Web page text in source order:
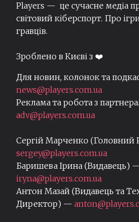
Players — це сучасне медіа
світовий кіберспорт. Про
гравців.
Зроблено в Києві з ❤️
Для новин, колонок та
news@players.com.ua
Реклама та робота з
adv@players.com.ua
Сергій Марченко (Головний
sergey@players.com.ua
Баришева Ірина (Видавець)
iryna@players.com.ua
Антон Мазай (Видавець та
Директор) —